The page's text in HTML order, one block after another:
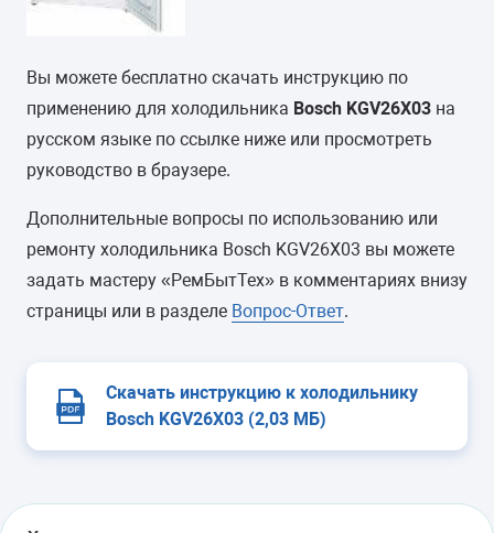
Вы можете бесплатно скачать инструкцию по
применению для холодильника Bosch KGV26X03 на
русском языке по ссылке ниже или просмотреть
руководство в браузере.
Дополнительные вопросы по использованию или
ремонту холодильника Bosch KGV26X03 вы можете
задать мастеру «РемБытТех» в комментариях внизу
страницы или в разделе Вопрос-Ответ.
Скачать инструкцию к холодильнику
Bosch KGV26X03 (2,03 МБ)